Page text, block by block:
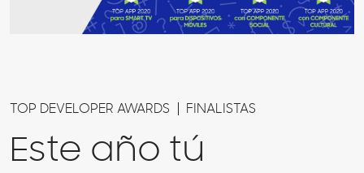
Documentación
Servicios
TOP DEVELOPER AWARDS FINALISTAS
Este año tú